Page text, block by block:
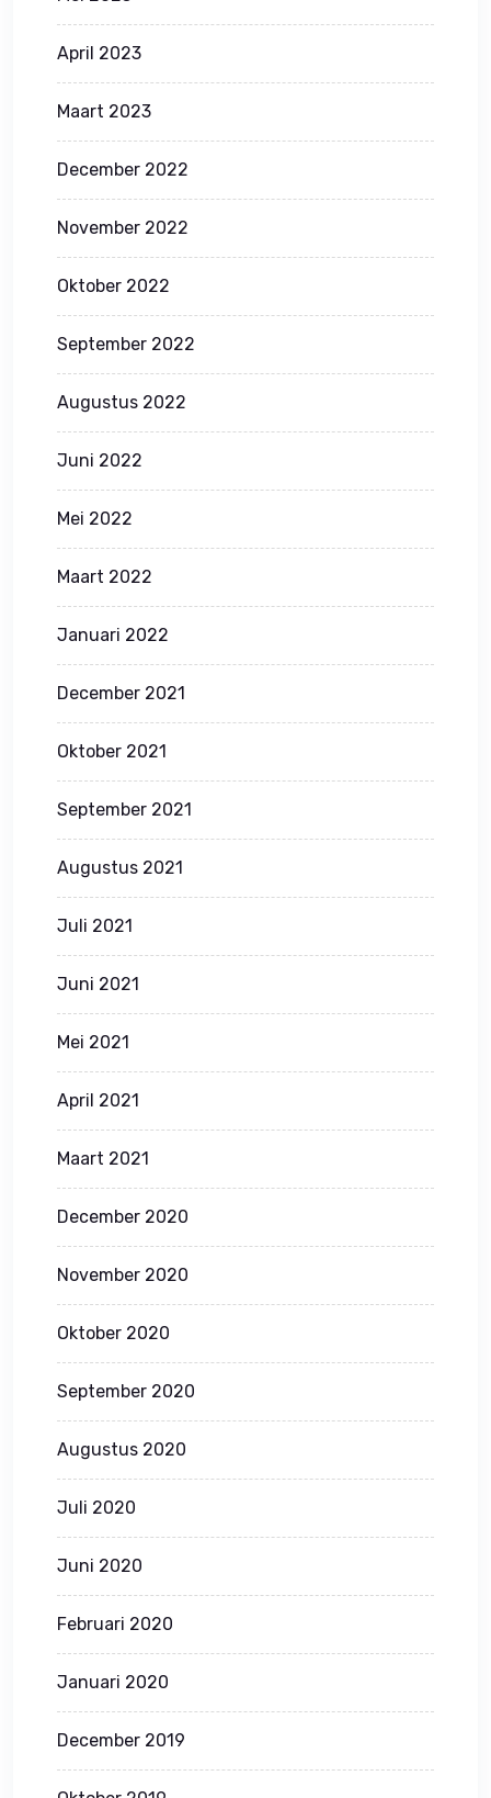
April 2023
Maart 2023
December 2022
November 2022
Oktober 2022
September 2022
Augustus 2022
Juni 2022
Mei 2022
Maart 2022
Januari 2022
December 2021
Oktober 2021
September 2021
Augustus 2021
Juli 2021
Juni 2021
Mei 2021
April 2021
Maart 2021
December 2020
November 2020
Oktober 2020
September 2020
Augustus 2020
Juli 2020
Juni 2020
Februari 2020
Januari 2020
December 2019